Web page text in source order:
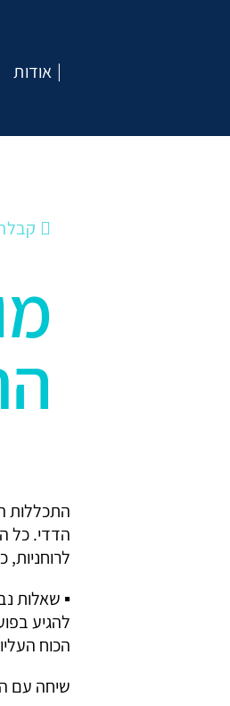
אודות
התכללות
הדדי. כל
לרוחניות,
▪ שאלות
להגיע
הכוח
שיחה עם